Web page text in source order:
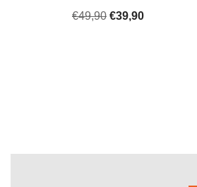
€49,90 €39,90